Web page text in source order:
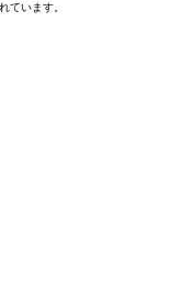
ています。